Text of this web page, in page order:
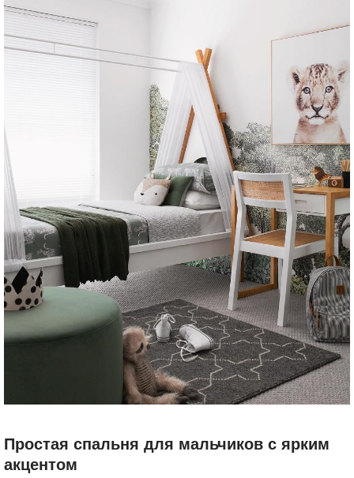
Простая спальня для мальчиков с ярким
акцентом